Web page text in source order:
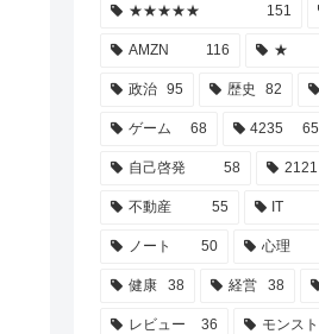
★★★★★ 151
AMZN 116 ★
政治 95 歴史 82
ゲーム 68 4235 65
自己啓発 58 2121
不動産 55 IT
ノート 50 心理
健康 38 経営 38
レビュー 36 モンスト